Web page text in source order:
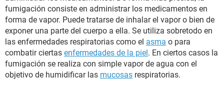
fumigación consiste en administrar los medicamentos en
forma de vapor. Puede tratarse de inhalar el vapor o bien de
exponer una parte del cuerpo a ella. Se utiliza sobretodo en
las enfermedades respiratorias como el asma o para
combatir ciertas enfermedades de la piel. En ciertos casos la
fumigación se realiza con simple vapor de agua con el
objetivo de humidificar las mucosas respiratorias.